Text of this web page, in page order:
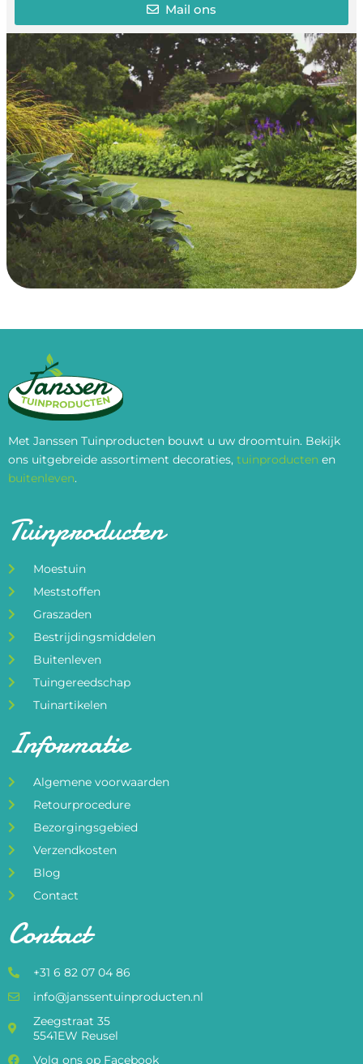
Mail ons
Met Janssen Tuinproducten bouwt u uw droomtuin. Bekijk
ons uitgebreide assortiment decoraties, tuinproducten en
buitenleven.
Tuinproducten
Moestuin
Meststoffen
Graszaden
Bestrijdingsmiddelen
Buitenleven
Tuingereedschap
Tuinartikelen
Informatie
Algemene voorwaarden
Retourprocedure
Bezorgingsgebied
Verzendkosten
Blog
Contact
Contact
+31 6 82 07 04 86
info@janssentuinproducten.nl
Zeegstraat 35
5541EW Reusel
Volg ons op Facebook